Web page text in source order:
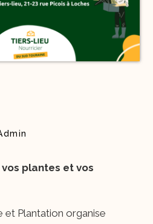
plantes et vos
et Plantation organise